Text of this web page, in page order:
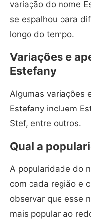
variação do nome
se espalhou para
longo do tempo.
Variações e
Estefany
Algumas variações
Estefany incluem
Stef, entre outros.
Qual a
A popularidade do
com cada região e
observar que esse
mais popular ao